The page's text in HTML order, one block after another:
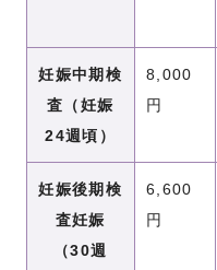
妊娠中期検
査（妊娠
24週頃）
8,000
円
妊娠後期検
査妊娠
（30週
6,600
円